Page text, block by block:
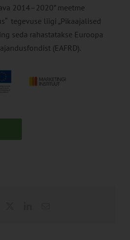
2014–2020” meetme
tegevuse liigi „Pikaajalised
seda rahastatakse Euroopa
(EAFRD).